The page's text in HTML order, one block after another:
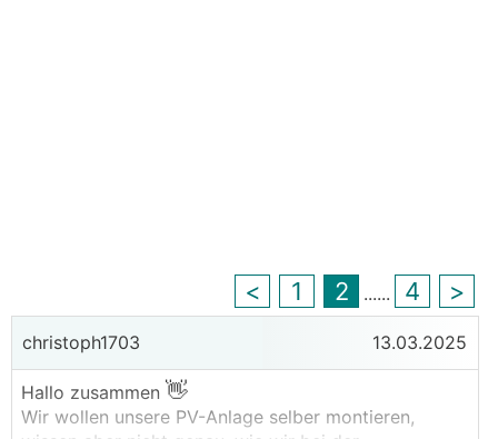
< 1 2 ...... 4 >
christoph1703 13.03.2025
Hallo zusammen 👋
Wir wollen unsere PV-Anlage selber montieren,